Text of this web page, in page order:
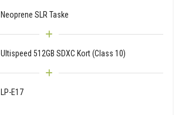
Neoprene SLR Taske
Ultispeed 512GB SDXC Kort (Class 10)
LP-E17